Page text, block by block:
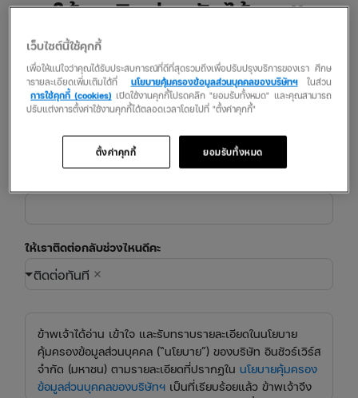
ให้เราติดต่อกลับได้เลย!!
ชื่อ-นามสกุล
เบอร์โทรศัพท์
ให้เราติดต่อกลับช่วงไหนดีคะ
ติดต่อทันที
ข้าพเจ้าได้อ่าน เข้าใจ และรับทราบรายละเอียดในนโยบาย
คุ้มครองข้อมูลส่วนบุคคล (“นโยบาย”) ของบริษัท อินชัวร์เวิร์ส
จำกัด (มหาชน) ตามรายละเอียดที่ปรากฏใน นโยบายคุ้มครอง
ข้อมูลส่วนบุคคลของบริษัทฯ เป็นที่เรียบร้อยแล้ว ข้าพเจ้าจึง
เว็บไซต์นี้ใช้คุกกี้
เพื่อให้แน่ใจว่าคุณได้รับประสบการณ์ที่ดีที่สุดรวมถึงเพื่อปรับปรุงบริการของเรา ศึกษ
ารายละเอียดเพิ่มเติมได้ที่
นโยบายคุ้มครองข้อมูลส่วนบุคคลของบริษัทฯในส่วน
การใช้คุกกี้ (cookies) เปิดใช้งานคุกกี้โปรดคลิก "ยอมรับทั้งหมด" และคุณสามารถ
ปรับแต่งการตั้งค่าใช้งานคุกกี้ได้ตลอดเวลาโดยไปที่ "ตั้งค่าคุกกี้"
ยอมรับทั้งหมด
ตั้งค่าคุกกี้